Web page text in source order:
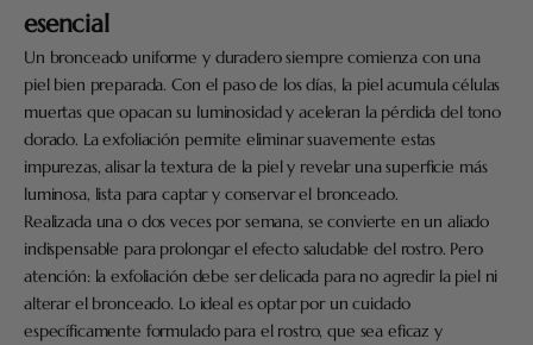
esencial
Un bronceado uniforme y duradero siempre comienza con una
piel bien preparada. Con el paso de los días, la piel acumula células
muertas que opacan su luminosidad y aceleran la pérdida del tono
dorado. La exfoliación permite eliminar suavemente estas
impurezas, alisar la textura de la piel y revelar una superficie más
luminosa, lista para captar y conservar el bronceado.
Realizada una o dos veces por semana, se convierte en un aliado
indispensable para prolongar el efecto saludable del rostro. Pero
atención: la exfoliación debe ser delicada para no agredir la piel ni
alterar el bronceado. Lo ideal es optar por un cuidado
específicamente formulado para el rostro, que sea eficaz y